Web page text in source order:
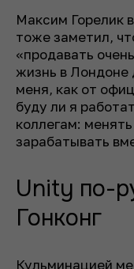
Максим Горелик
тоже заметил,
«продавать
жизнь в Лондоне
меня, как от
буду ли я
коллегам:
зарабатывать
Unity по-
Гонконг
Кульминацией